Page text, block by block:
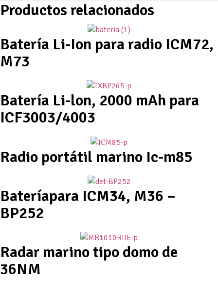
Productos relacionados
Batería Li-Ion para radio ICM72,
M73
Batería Li-lon, 2000 mAh para
ICF3003/4003
Radio portátil marino Ic-m85
Bateríapara ICM34, M36 –
BP252
Radar marino tipo domo de
36NM